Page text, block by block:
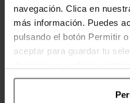
navegación. Clica en
más información. Puedes
pulsando el botón Permitir
aceptar para guardar tu
los